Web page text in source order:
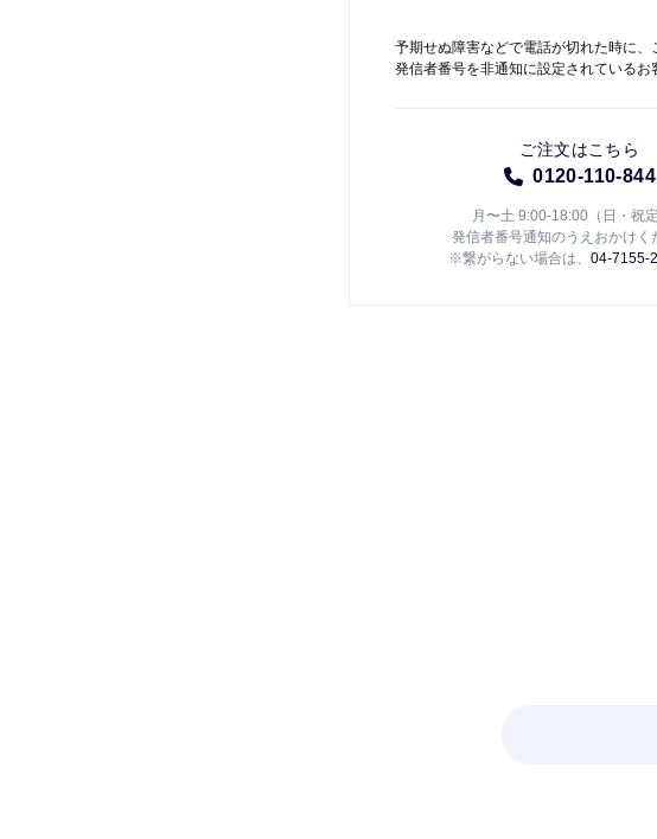
予期せぬ障害などで電話が切れた時に、
発信者番号を非通知に設定されているお
ご注文はこちら
0120-110-844
月〜土 9:00-18:00（日・祝定
発信者番号通知のうえおかけく
※繋がらない場合は、 04-7155-